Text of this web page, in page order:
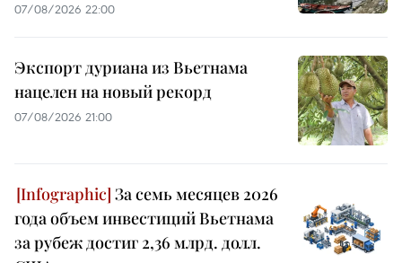
07/08/2026 22:00
Экспорт дуриана из Вьетнама
нацелен на новый рекорд
07/08/2026 21:00
За семь месяцев 2026
года объем инвестиций Вьетнама
за рубеж достиг 2,36 млрд. долл.